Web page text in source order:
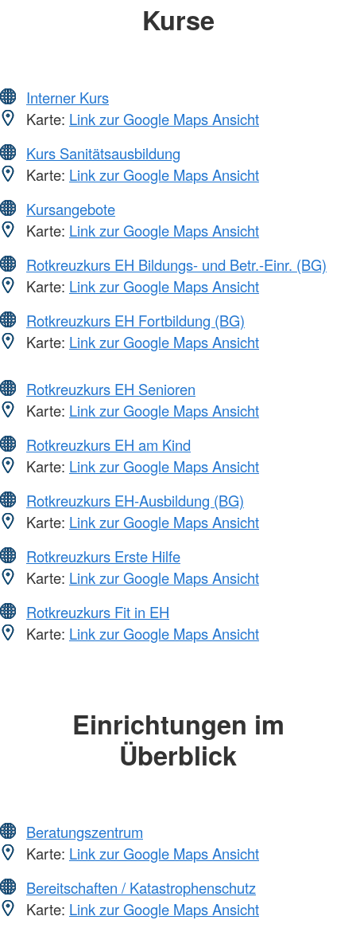
Kurse
Interner Kurs
Karte: Link zur Google Maps Ansicht
Kurs Sanitätsausbildung
Karte: Link zur Google Maps Ansicht
Kursangebote
Karte: Link zur Google Maps Ansicht
Rotkreuzkurs EH Bildungs- und Betr.-Einr. (BG)
Karte: Link zur Google Maps Ansicht
Rotkreuzkurs EH Fortbildung (BG)
Karte: Link zur Google Maps Ansicht
Rotkreuzkurs EH Senioren
Karte: Link zur Google Maps Ansicht
Rotkreuzkurs EH am Kind
Karte: Link zur Google Maps Ansicht
Rotkreuzkurs EH-Ausbildung (BG)
Karte: Link zur Google Maps Ansicht
Rotkreuzkurs Erste Hilfe
Karte: Link zur Google Maps Ansicht
Rotkreuzkurs Fit in EH
Karte: Link zur Google Maps Ansicht
Einrichtungen im
Überblick
Beratungszentrum
Karte: Link zur Google Maps Ansicht
Bereitschaften / Katastrophenschutz
Karte: Link zur Google Maps Ansicht